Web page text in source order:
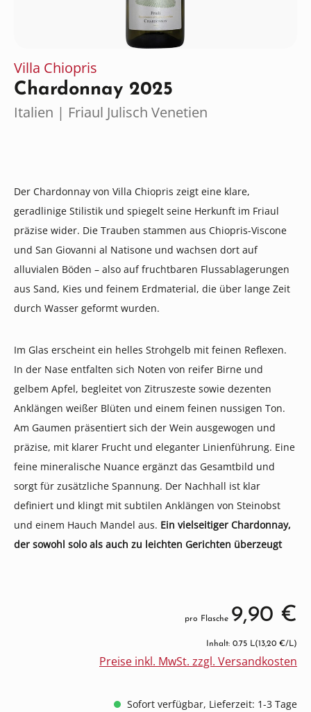
Villa Chiopris
Chardonnay 2025
Italien | Friaul Julisch Venetien
Der Chardonnay von Villa Chiopris zeigt eine klare,
geradlinige Stilistik und spiegelt seine Herkunft im Friaul
präzise wider. Die Trauben stammen aus Chiopris-Viscone
und San Giovanni al Natisone und wachsen dort auf
alluvialen Böden – also auf fruchtbaren Flussablagerungen
aus Sand, Kies und feinem Erdmaterial, die über lange Zeit
durch Wasser geformt wurden.
Im Glas erscheint ein helles Strohgelb mit feinen Reflexen.
In der Nase entfalten sich Noten von reifer Birne und
gelbem Apfel, begleitet von Zitruszeste sowie dezenten
Anklängen weißer Blüten und einem feinen nussigen Ton.
Am Gaumen präsentiert sich der Wein ausgewogen und
präzise, mit klarer Frucht und eleganter Linienführung. Eine
feine mineralische Nuance ergänzt das Gesamtbild und
sorgt für zusätzliche Spannung. Der Nachhall ist klar
definiert und klingt mit subtilen Anklängen von Steinobst
und einem Hauch Mandel aus. Ein vielseitiger Chardonnay,
der sowohl solo als auch zu leichten Gerichten überzeugt
pro Flasche 9,90 €
Inhalt: 0.75 L(13,20 €/L)
Preise inkl. MwSt. zzgl. Versandkosten
Sofort verfügbar, Lieferzeit: 1-3 Tage